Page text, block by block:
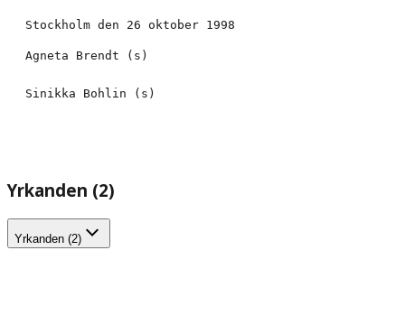
Stockholm den 26 oktober 1998
Agneta Brendt (s)
Sinikka Bohlin (s)
Yrkanden (2)
Yrkanden (2)